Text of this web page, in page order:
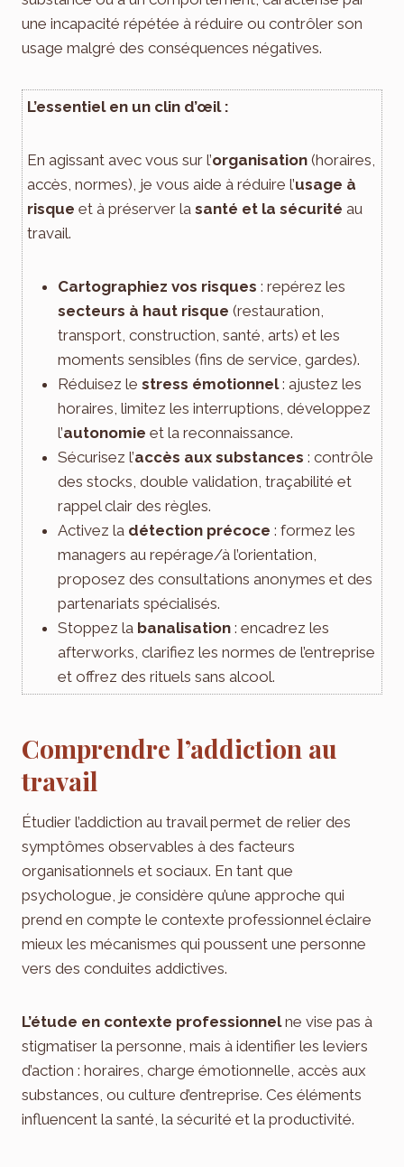
une incapacité répétée à réduire ou contrôler son
usage malgré des conséquences négatives.
L’essentiel en un clin d’œil :
En agissant avec vous sur l’organisation (horaires,
accès, normes), je vous aide à réduire l’usage à
risque et à préserver la santé et la sécurité au
travail.
Cartographiez vos risques : repérez les
secteurs à haut risque (restauration,
transport, construction, santé, arts) et les
moments sensibles (fins de service, gardes).
Réduisez le stress émotionnel: ajustez les
horaires, limitez les interruptions, développez
l’autonomie et la reconnaissance.
Sécurisez l’accès aux substances : contrôle
des stocks, double validation, traçabilité et
rappel clair des règles.
Activez la détection précoce : formez les
managers au repérage/à l’orientation,
proposez des consultations anonymes et des
partenariats spécialisés.
Stoppez la banalisation : encadrez les
afterworks, clarifiez les normes de l’entreprise
et offrez des rituels sans alcool.
Comprendre l’addiction au
travail
Étudier l’addiction au travail permet de relier des
symptômes observables à des facteurs
organisationnels et sociaux. En tant que
psychologue, je considère qu’une approche qui
prend en compte le contexte professionnel éclaire
mieux les mécanismes qui poussent une personne
vers des conduites addictives.
L’étude en contexte professionnelne vise pas à
stigmatiser la personne, mais à identifier les leviers
d’action : horaires, charge émotionnelle, accès aux
substances, ou culture d’entreprise. Ces éléments
influencent la santé, la sécurité et la productivité.